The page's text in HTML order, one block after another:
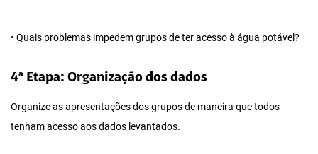
• Quais problemas impedem grupos de ter acesso à água potável?
4ª Etapa: Organização dos dados
Organize as apresentações dos grupos de maneira que todos
tenham acesso aos dados levantados.